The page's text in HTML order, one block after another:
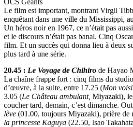
OCS Géants
Le film est important, montrant Virgil
enquêtant dans une ville du Mississippi,
Un héros noir en 1967, ce n’était pas
et le discours n’était pas banal. Cinq
film. Et un succès qui donna lieu à deux
plus tard à une série.
20.45 : Le Voyage de Chihiro de Hayao
La chaîne frappe fort : cinq films du
d’œuvre, à la suite, entre 17.25 (Mon
3.05 (Le Château ambulant, Miyazaki),
coucher tard, demain, c’est dimanche.
lève (01.00, toujours Miyazaki), prière de
la princesse Kaguya (22.50, Isao